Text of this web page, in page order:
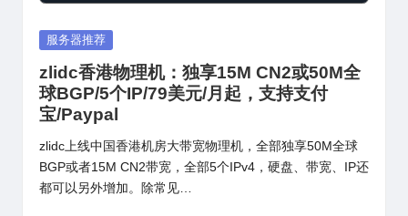
Posted
服务器推荐
zlidc香港物理机：独享15M CN2或50M全
球BGP/5个IP/79美元/月起，支持支付
宝/Paypal
zlidc上线中国香港机房大带宽物理机，全部独享50M全球
BGP或者15M CN2带宽，全部5个IPv4，硬盘、带宽、IP还
都可以另外增加。除常见…